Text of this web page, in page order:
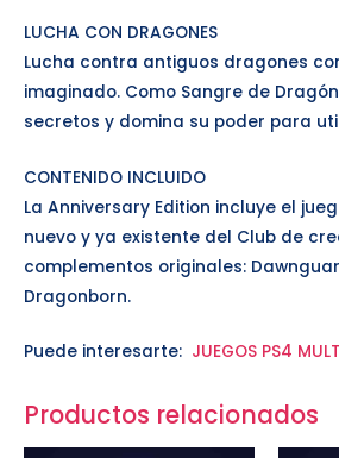
LUCHA CON DRAGONES
Lucha contra antiguos dragones
imaginado. Como Sangre de
secretos y domina su poder para
CONTENIDO INCLUIDO
La Anniversary Edition incluye el
nuevo y ya existente del Club de
complementos originales:
Dragonborn.
Puede interesarte: JUEGOS PS4
Productos relacionados